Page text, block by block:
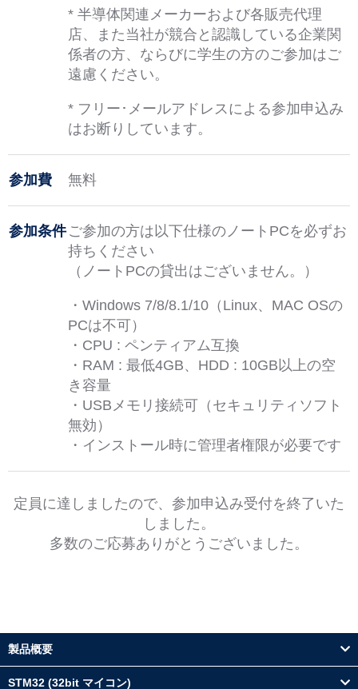
* 半導体関連メーカーおよび各販売代理
店、また当社が競合と認識している企業関
係者の方、ならびに学生の方のご参加はご
遠慮ください。
* フリー･メールアドレスによる参加申込み
はお断りしています。
参加費 無料
参加条件 ご参加の方は以下仕様のノートPCを必ずお
持ちください
（ノートPCの貸出はございません。）
・Windows 7/8/8.1/10（Linux、MAC OSの
PCは不可）
・CPU : ペンティアム互換
・RAM : 最低4GB、HDD : 10GB以上の空
き容量
・USBメモリ接続可（セキュリティソフト
無効）
・インストール時に管理者権限が必要です
定員に達しましたので、参加申込み受付を終了いた
しました。
多数のご応募ありがとうございました。
製品概要
STM32 (32bit マイコン)